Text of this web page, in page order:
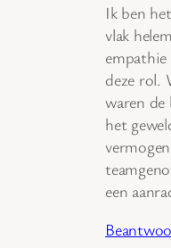
Ik ben
vlak
deze rol.
waren de
het
een